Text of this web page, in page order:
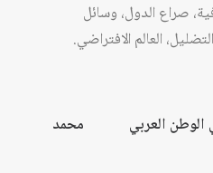
صراع الدول، وسائل
العالم الافتراضي.
في الوطن العربي محمد